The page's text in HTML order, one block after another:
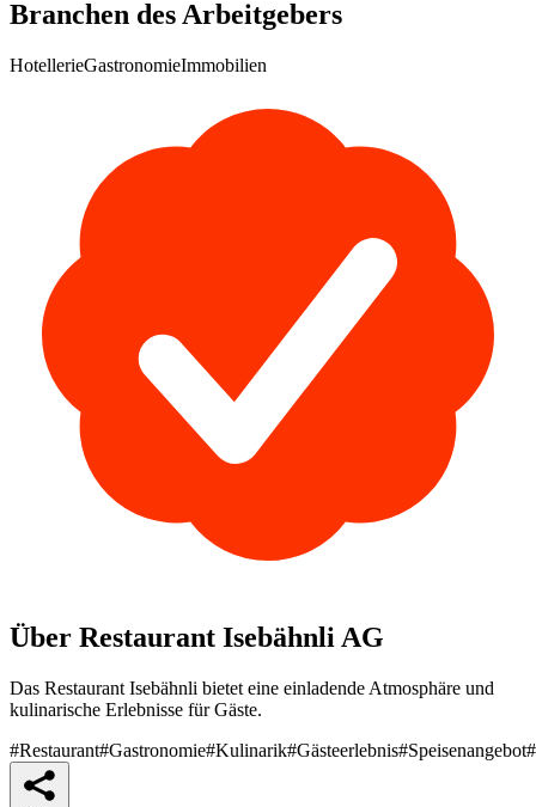
Branchen des Arbeitgebers
HotellerieGastronomieImmobilien
Über Restaurant Isebähnli AG
Das Restaurant Isebähnli bietet eine einladende Atmosphäre und
kulinarische Erlebnisse für Gäste.
#Restaurant#Gastronomie#Kulinarik#Gästeerlebnis#Speisenangebot